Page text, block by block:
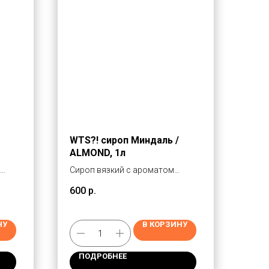
WTS?! сироп Миндаль /
ALMOND, 1л
Сироп вязкий с ароматом
популярных сиропов для кофе,
600 р.
В КОРЗИНУ
ПОДРОБНЕЕ